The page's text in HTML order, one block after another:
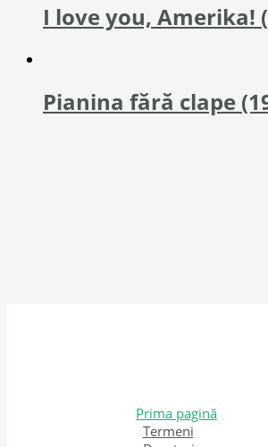
I love you, Amerika!
Pianina fără clape
Prima pagină
Termeni